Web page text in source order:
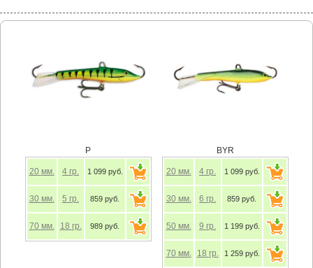
P
20 мм. 4 гр. 1 099 руб.
30 мм. 5 гр. 859 руб.
70 мм. 18 гр. 989 руб.
BYR
20 мм. 4 гр. 1 099 руб.
30 мм. 6 гр. 859 руб.
50 мм. 9 гр. 1 199 руб.
70 мм. 18 гр. 1 259 руб.